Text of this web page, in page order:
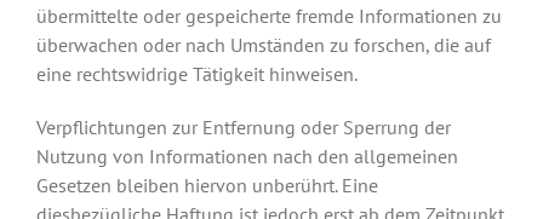
übermittelte oder gespeicherte fremde Informationen zu
überwachen oder nach Umständen zu forschen, die auf
eine rechtswidrige Tätigkeit hinweisen.
Verpflichtungen zur Entfernung oder Sperrung der
Nutzung von Informationen nach den allgemeinen
Gesetzen bleiben hiervon unberührt. Eine
diesbezügliche Haftung ist jedoch erst ab dem Zeitpunkt